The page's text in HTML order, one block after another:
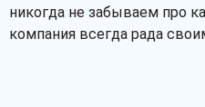
никогда не забываем про
компания всегда рада